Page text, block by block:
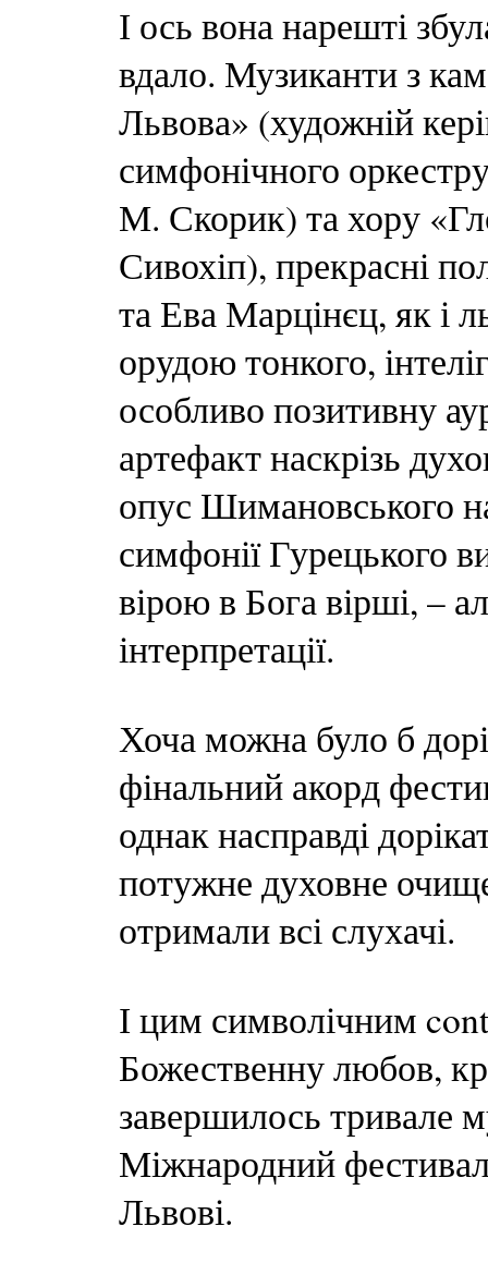
І ось вона нарешті
вдало. Музиканти з
Львова» (художній
симфонічного
М. Скорик) та хору
Сивохіп), прекрасні
та Ева Марцінєц, як і
орудою тонкого,
особливо позитивну
артефакт наскрізь
опус Шимановського
симфонії Гурецького
вірою в Бога вірші, –
інтерпретації.
Хоча можна було б
фінальний акорд
однак насправді
потужне духовне
отримали всі слухачі.
І цим символічним
Божественну любов,
завершилось тривале
Міжнародний
Львові.